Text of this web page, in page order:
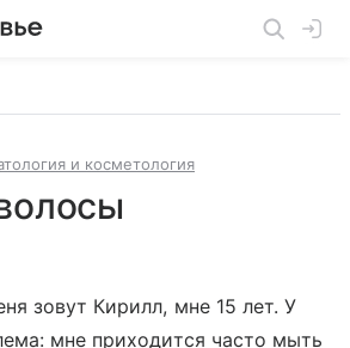
и косметология
зовут Кирилл, мне 15 лет. У
мне приходится часто мыть